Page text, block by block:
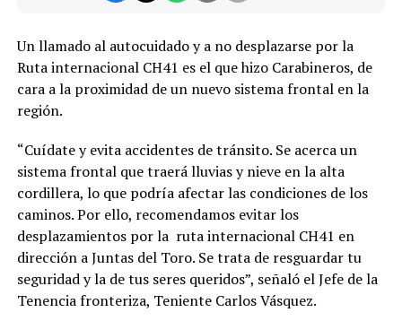
Un llamado al autocuidado y a no desplazarse por la
Ruta internacional CH41 es el que hizo Carabineros, de
cara a la proximidad de un nuevo sistema frontal en la
región.
“Cuídate y evita accidentes de tránsito. Se acerca un
sistema frontal que traerá lluvias y nieve en la alta
cordillera, lo que podría afectar las condiciones de los
caminos. Por ello, recomendamos evitar los
desplazamientos por la ruta internacional CH41 en
dirección a Juntas del Toro. Se trata de resguardar tu
seguridad y la de tus seres queridos”, señaló el Jefe de la
Tenencia fronteriza, Teniente Carlos Vásquez.